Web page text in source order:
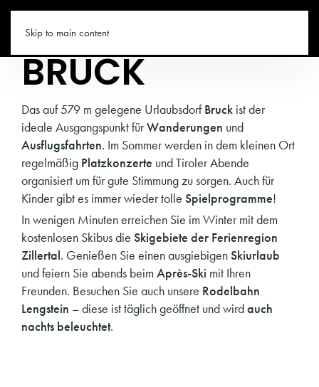
Skip to main content
TIROL.CO
BRUCK
Das auf 579 m gelegene UrlaubsdorfBruck ist der
ideale Ausgangspunkt fürWanderungen und
Ausflugsfahrten. Im Sommer werden in dem kleinen Ort
regelmäßig Platzkonzerte und Tiroler Abende
organisiert um für gute Stimmung zu sorgen. Auch für
Kinder gibt es immer wieder tolle Spielprogramme!
In wenigen Minuten erreichen Sie im Winter mit dem
kostenlosen Skibus die Skigebiete der Ferienregion
Zillertal. Genießen Sie einen ausgiebigenSkiurlaub
und feiern Sie abends beim Après-Ski mit Ihren
Freunden. Besuchen Sie auch unsere Rodelbahn
Lengstein – diese ist täglich geöffnet und wirdauch
nachts beleuchtet.